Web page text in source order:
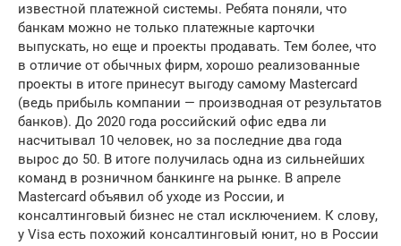
известной платежной системы. Ребята поняли, что
банкам можно не только платежные карточки
выпускать, но еще и проекты продавать. Тем более, что
в отличие от обычных фирм, хорошо реализованные
проекты в итоге принесут выгоду самому Mastercard
(ведь прибыль компании — производная от результатов
банков). До 2020 года российский офис едва ли
насчитывал 10 человек, но за последние два года
вырос до 50. В итоге получилась одна из сильнейших
команд в розничном банкинге на рынке. В апреле
Mastercard объявил об уходе из России, и
консалтинговый бизнес не стал исключением. К слову,
у Visa есть похожий консалтинговый юнит, но в России